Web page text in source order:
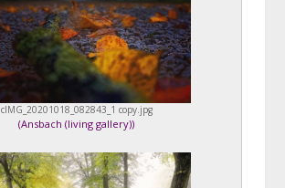
cIMG_20201018_082843_1 copy.jpg
(Ansbach (living gallery))